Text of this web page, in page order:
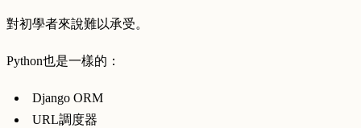
對初學者來說難以承受。
Python也是一樣的：
Django ORM
URL調度器